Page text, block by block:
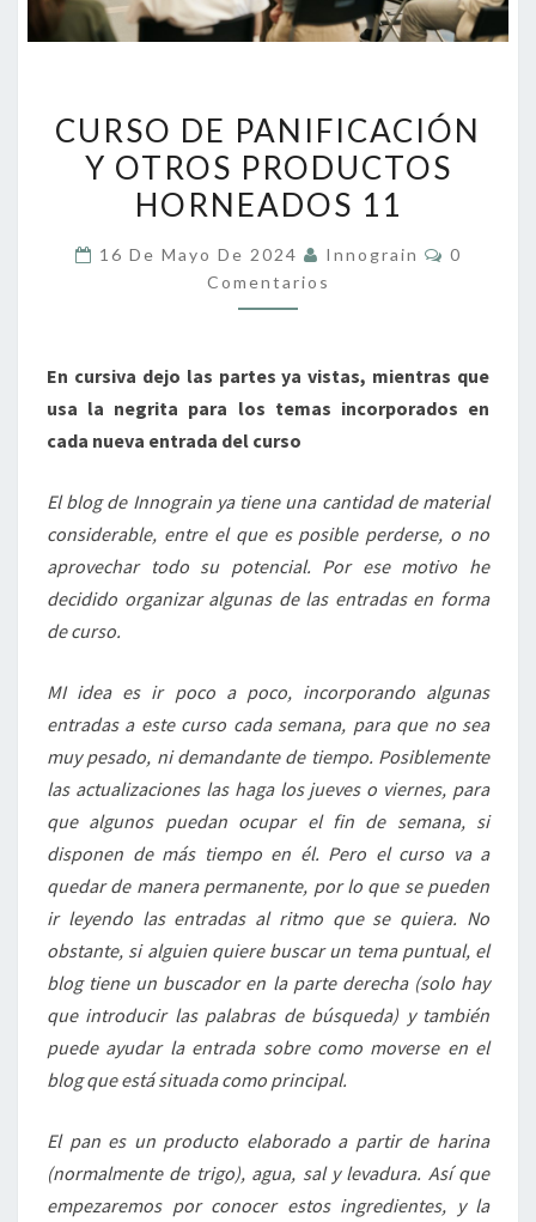
DE
PANIFICACIÓN
Y
PRODUCTOS
CURSO DE PANIFICACIÓN
Y OTROS PRODUCTOS
HORNEADOS 11
16 De Mayo De 2024 Innograin
0
Comentarios
En cursiva dejo las partes ya vistas, mientras que
usa la negrita para los temas incorporados en
cada nueva entrada del curso
El blog de Innograin ya tiene una cantidad de material
considerable, entre el que es posible perderse, o no
aprovechar todo su potencial. Por ese motivo he
decidido organizar algunas de las entradas en forma
de curso.
MI idea es ir poco a poco, incorporando algunas
entradas a este curso cada semana, para que no sea
muy pesado, ni demandante de tiempo. Posiblemente
las actualizaciones las haga los jueves o viernes, para
que algunos puedan ocupar el fin de semana, si
disponen de más tiempo en él. Pero el curso va a
quedar de manera permanente, por lo que se pueden
ir leyendo las entradas al ritmo que se quiera. No
obstante, si alguien quiere buscar un tema puntual, el
blog tiene un buscador en la parte derecha (solo hay
que introducir las palabras de búsqueda) y también
puede ayudar la entrada sobre como moverse en el
blog que está situada como principal.
El pan es un producto elaborado a partir de harina
(normalmente de trigo), agua, sal y levadura. Así que
empezaremos por conocer estos ingredientes, y la